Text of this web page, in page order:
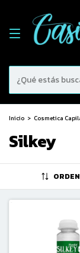
Inicio > Cosmetica
Silkey